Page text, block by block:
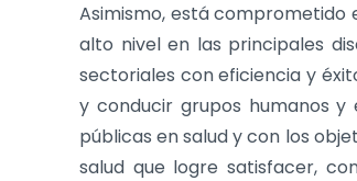
Asimismo, está comprometido
alto nivel en las principales
sectoriales con eficiencia y
y conducir grupos humanos y
públicas en salud y con los
salud que logre satisfacer,